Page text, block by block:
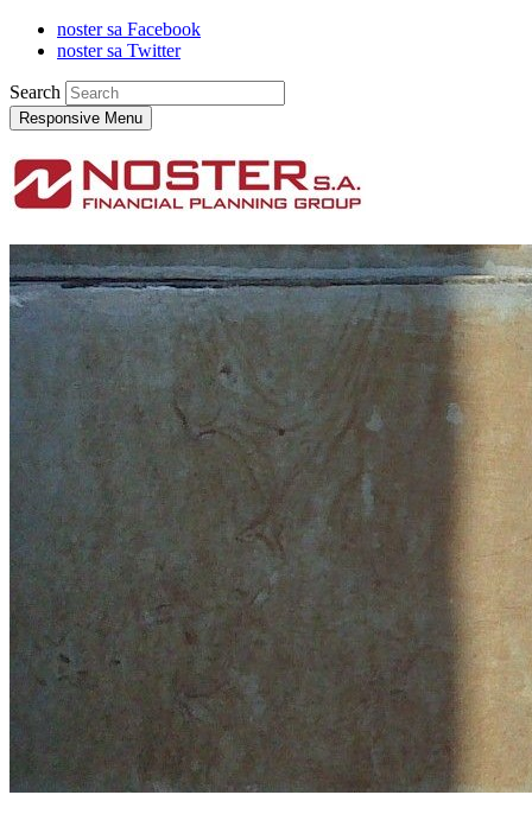
noster sa Facebook
noster sa Twitter
Search
Responsive Menu